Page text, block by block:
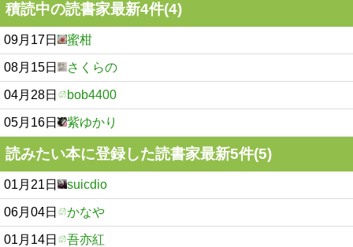
積読中の読書家最新4件(4)
09月17日 蜜柑
08月15日 さくらの
04月28日 bob4400
05月16日 紫ゆかり
読みたい本に登録した読書家最新5件(5)
01月21日 suicdio
06月04日 かなや
01月14日 吾亦紅